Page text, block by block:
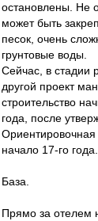
остановлены. Не
может быть
песок, очень
грунтовые воды.
Сейчас, в стадии
другой проект
строительство
года, после
Ориентировочная
начало 17-го года.
База.
Прямо за отелем